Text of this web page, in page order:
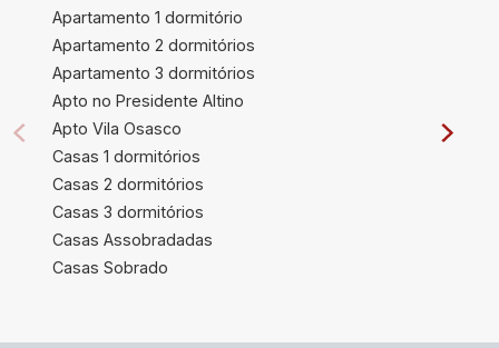
Apartamento 1 dormitório
Apartamento 2 dormitórios
Apartamento 3 dormitórios
Apto no Presidente Altino
Apto Vila Osasco
Casas 1 dormitórios
Casas 2 dormitórios
Casas 3 dormitórios
Casas Assobradadas
Casas Sobrado